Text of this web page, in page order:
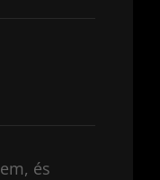
és